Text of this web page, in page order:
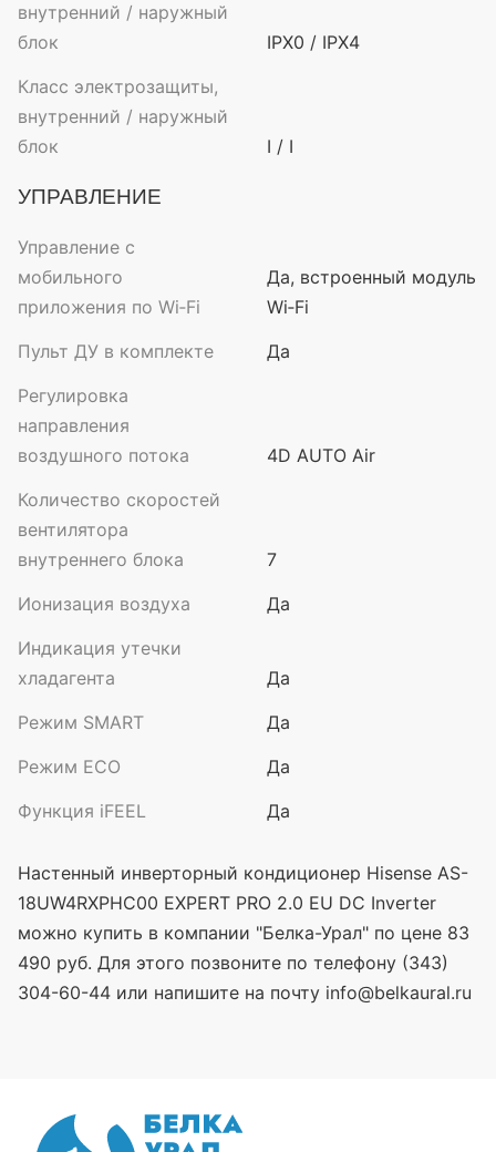
внутренний / наружный
блок
IPX0 / IPX4
Класс электрозащиты,
внутренний / наружный
блок
I / I
УПРАВЛЕНИЕ
Управление с
мобильного
приложения по Wi‑Fi
Да, встроенный модуль
Wi‑Fi
Пульт ДУ в комплекте
Да
Регулировка
направления
воздушного потока
4D AUTO Air
Количество скоростей
вентилятора
внутреннего блока
7
Ионизация воздуха
Да
Индикация утечки
хладагента
Да
Режим SMART
Да
Режим ECO
Да
Функция iFEEL
Да
Настенный инверторный кондиционер Hisense AS-
18UW4RXPHC00 EXPERT PRO 2.0 EU DC Inverter
можно купить в компании "Белка-Урал" по цене 83
490 руб. Для этого позвоните по телефону (343)
304-60-44 или напишите на почту info@belkaural.ru